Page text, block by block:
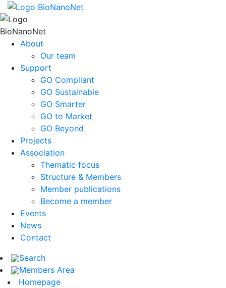
About
Our team
Support
GO Compliant
GO Sustainable
GO Smarter
GO to Market
GO Beyond
Projects
Association
Thematic focus
Structure & Members
Member publications
Become a member
Events
News
Contact
Search
Members Area
Homepage